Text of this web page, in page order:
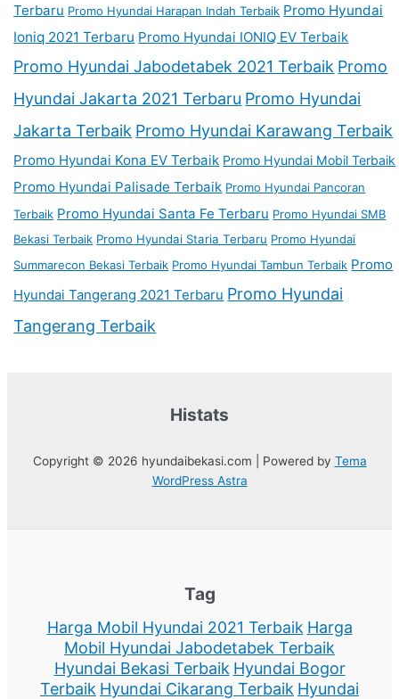
Terbaru Promo Hyundai Harapan Indah Terbaik Promo Hyundai
Ioniq 2021 Terbaru Promo Hyundai IONIQ EV Terbaik
Promo Hyundai Jabodetabek 2021 Terbaik Promo
Hyundai Jakarta 2021 Terbaru Promo Hyundai
Jakarta Terbaik Promo Hyundai Karawang Terbaik
Promo Hyundai Kona EV Terbaik Promo Hyundai Mobil Terbaik
Promo Hyundai Palisade Terbaik Promo Hyundai Pancoran
Terbaik Promo Hyundai Santa Fe Terbaru Promo Hyundai SMB
Bekasi Terbaik Promo Hyundai Staria Terbaru Promo Hyundai
Summarecon Bekasi Terbaik Promo Hyundai Tambun Terbaik Promo
Hyundai Tangerang 2021 Terbaru Promo Hyundai
Tangerang Terbaik
Histats
Copyright © 2026 hyundaibekasi.com | Powered by Tema
WordPress Astra
Tag
Harga Mobil Hyundai 2021 Terbaik Harga
Mobil Hyundai Jabodetabek Terbaik
Hyundai Bekasi Terbaik Hyundai Bogor
Terbaik Hyundai Cikarang Terbaik Hyundai